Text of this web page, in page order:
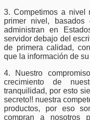
3. Competimos a nivel
primer nivel,
administran en
servidor debajo del
de primera calidad,
que la información de
4. Nuestro
crecimiento de
tranquilidad, por esto
secreto!! nuestra
productos, por eso
compran a nosotros